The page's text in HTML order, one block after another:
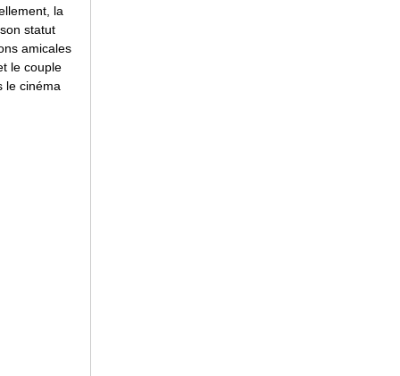
la
statut
amicales
le couple
le cinéma